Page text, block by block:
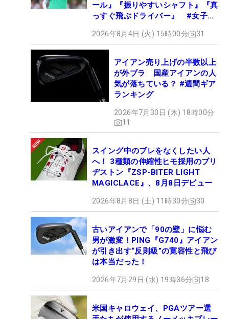
ール』『振りやすいシャフト』『真
っすぐ飛ぶドライバー』 #女子プ
2026年8月4日 (火) 15時00分 31
アイアン売り上げの半数以上
が外ブラ 国産アイアンの人
気が落ちている？ #週間ギア
ランキング
2026年7月30日 (木) 18時00分
11
スイング中のブレをなくしたい人
へ！ 3種類の伸縮性ヒモ採用のブリ
ヂストン『ZSP-BITER LIGHT
MAGICLACE』、8月8日デビュー
2026年8月8日 (土) 11時30分 30
古いアイアンで「90の壁」に悩む
男が激変！PING『G740』アイアン
が引き出す“反則級”の寛容性と飛び
は本当だった！
2026年7月29日 (水) 19時36分 18
米国キャロウェイ、PGAツアー選